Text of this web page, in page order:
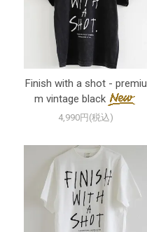
Finish with a shot - premiu
m vintage black
4,990円(税込)